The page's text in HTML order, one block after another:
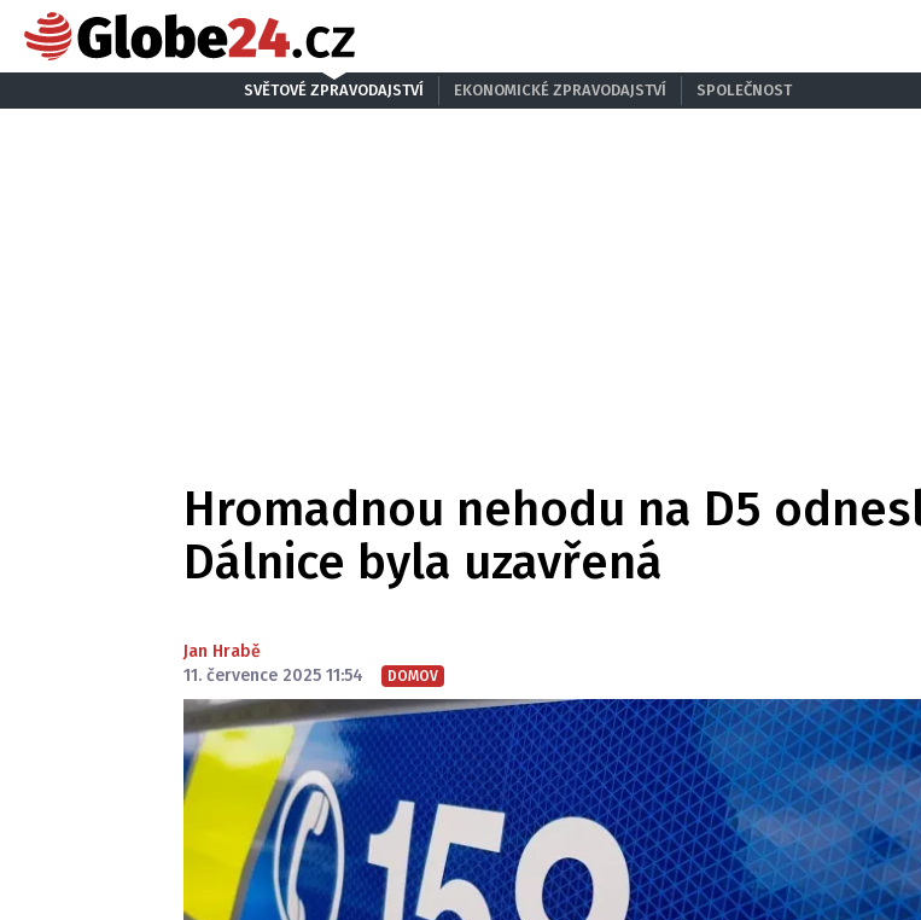
SVĚTOVÉ ZPRAVODAJSTVÍ EKONOMICKÉ ZPRAVODAJSTVÍ SPOLEČNOST
Hromadnou nehodu na D5
Dálnice byla uzavřená
Jan Hrabě
11. července 2025 11:54
DOMOV